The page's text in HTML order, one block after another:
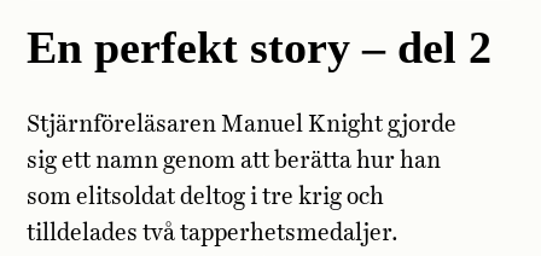
En perfekt story – del 2
Stjärnföreläsaren Manuel Knight gjorde
sig ett namn genom att berätta hur han
som elitsoldat deltog i tre krig och
tilldelades två tapperhetsmedaljer.